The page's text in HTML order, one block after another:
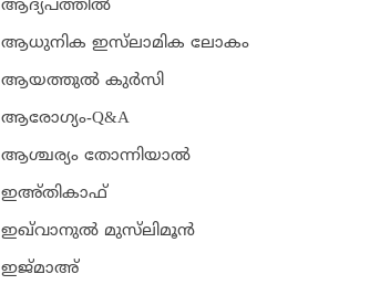
ആദ്യപത്തില്‍
ആധുനിക ഇസ്‌ലാമിക ലോകം
ആയത്തുല്‍ കുര്‍സി
ആരോഗ്യം-Q&A
ആശ്ചര്യം തോന്നിയാല്‍
ഇഅ്തികാഫ്‌
ഇഖ്‌വാനുല്‍ മുസ്‌ലിമൂന്‍
ഇജ്മാഅ്